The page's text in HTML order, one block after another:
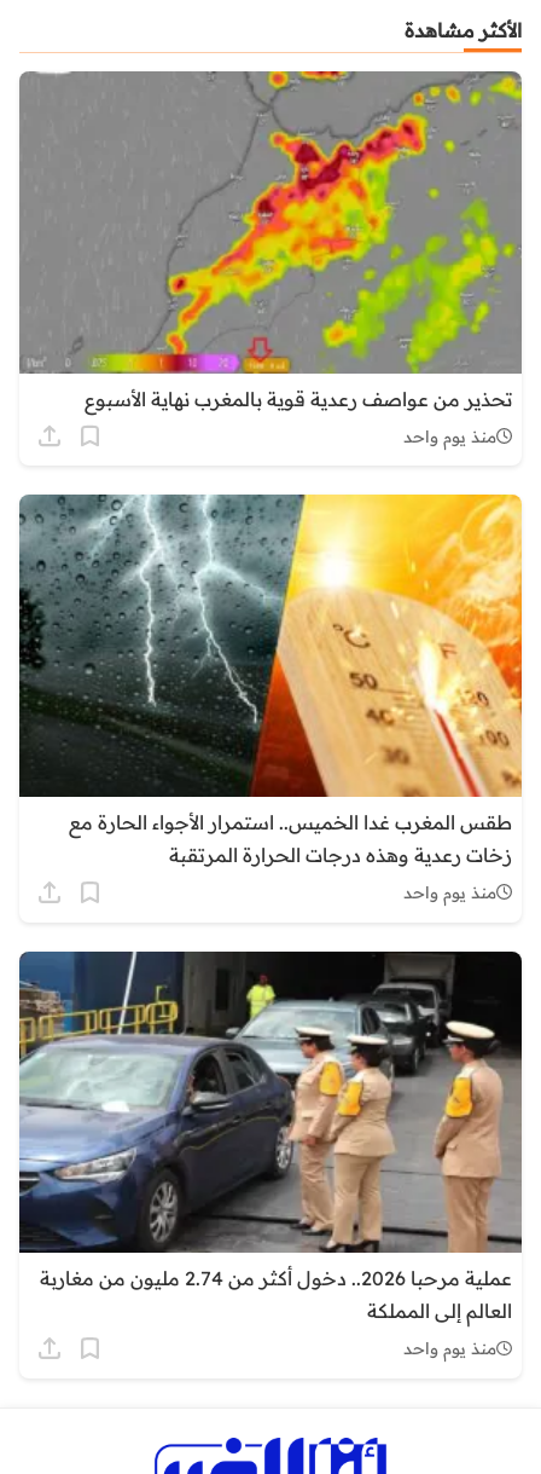
الأكثر مشاهدة
تحذير من عواصف رعدية قوية بالمغرب نهاية الأسبوع
منذ يوم واحد
طقس المغرب غدا الخميس.. استمرار الأجواء الحارة مع
زخات رعدية وهذه درجات الحرارة المرتقبة
منذ يوم واحد
عملية مرحبا 2026.. دخول أكثر من 2.74 مليون من مغاربة
العالم إلى المملكة
منذ يوم واحد